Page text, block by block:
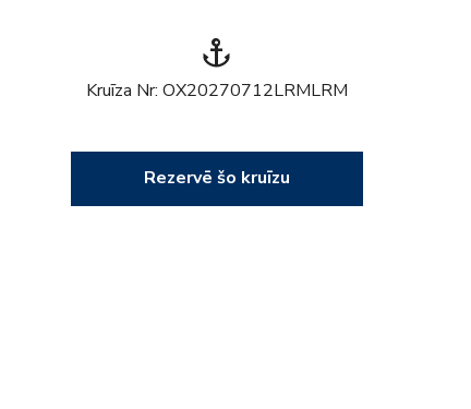
anchor
Kruīza Nr: OX20270712LRMLRM
Rezervē šo kruīzu